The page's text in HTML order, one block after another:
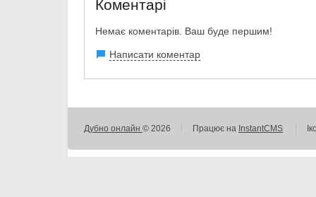
Коментарі
Немає коментарів. Ваш буде першим!
Написати коментар
Дубно онлайн© 2026 Працює на InstantCMS